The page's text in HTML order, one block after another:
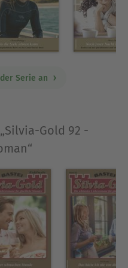
Serie an
Gold 92 -